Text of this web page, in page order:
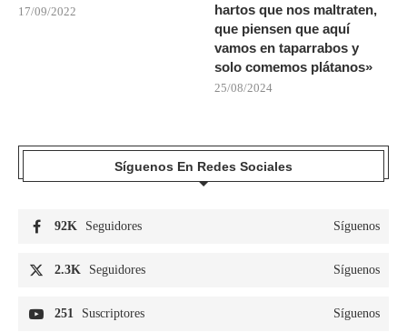
17/09/2022
hartos que nos maltraten,
que piensen que aquí
vamos en taparrabos y
solo comemos plátanos»
25/08/2024
Síguenos En Redes Sociales
92K Seguidores Síguenos
2.3K Seguidores Síguenos
251 Suscriptores Síguenos